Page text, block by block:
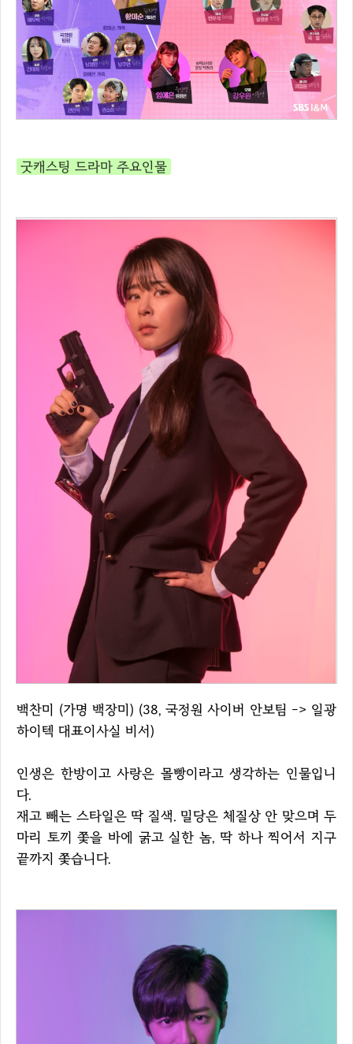
굿캐스팅 드라마 주요인물
백찬미 (가명 백장미) (38, 국정원 사이버 안보팀 -> 일광
하이텍 대표이사실 비서)
인생은 한방이고 사랑은 몰빵이라고 생각하는 인물입니
다.
재고 빼는 스타일은 딱 질색. 밀당은 체질상 안 맞으며 두
마리 토끼 쫓을 바에 굵고 실한 놈, 딱 하나 찍어서 지구
끝까지 쫓습니다.